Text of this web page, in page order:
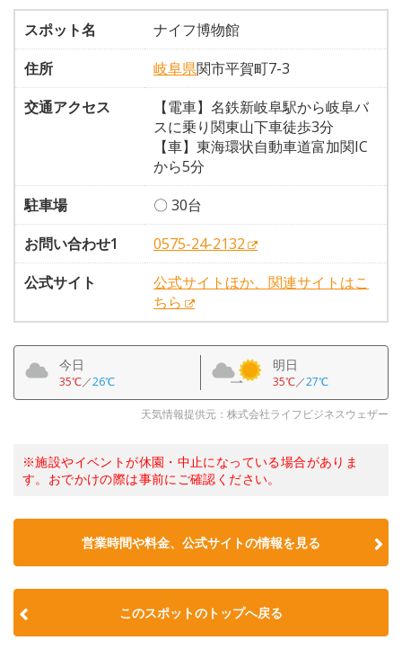
スポット名
ナイフ博物館
住所
岐阜県関市平賀町7-3
交通アクセス
【電車】名鉄新岐阜駅から岐阜バ
スに乗り関東山下車徒歩3分
【車】東海環状自動車道富加関IC
から5分
駐車場
〇 30台
お問い合わせ1
0575-24-2132
公式サイト
公式サイトほか、関連サイトはこ
ちら
今日
35℃／26℃
明日
35℃／27℃
天気情報提供元：株式会社ライフビジネスウェザー
※施設やイベントが休園・中止になっている場合がありま
す。おでかけの際は事前にご確認ください。
営業時間や料金、公式サイトの情報を見る
このスポットのトップへ戻る